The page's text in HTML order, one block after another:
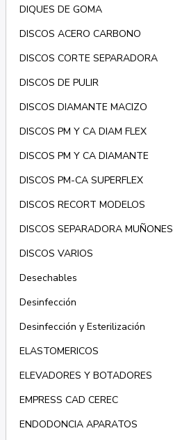
DIQUES DE GOMA
DISCOS ACERO CARBONO
DISCOS CORTE SEPARADORA
DISCOS DE PULIR
DISCOS DIAMANTE MACIZO
DISCOS PM Y CA DIAM FLEX
DISCOS PM Y CA DIAMANTE
DISCOS PM-CA SUPERFLEX
DISCOS RECORT MODELOS
DISCOS SEPARADORA MUÑONES
DISCOS VARIOS
Desechables
Desinfección
Desinfección y Esterilización
ELASTOMERICOS
ELEVADORES Y BOTADORES
EMPRESS CAD CEREC
ENDODONCIA APARATOS